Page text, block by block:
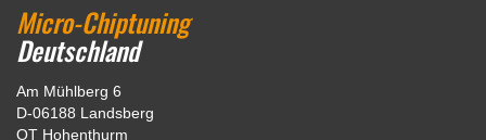
Micro-Chiptuning
Deutschland
Am Mühlberg 6
D-06188 Landsberg
OT Hohenthurm